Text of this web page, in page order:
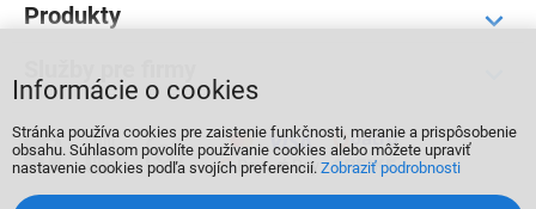
Produkty
  
Informácie o cookies
Stránka používa cookies pre zaistenie funkčnosti, meranie a prispôsobenie
obsahu. Súhlasom povolíte používanie cookies alebo môžete upraviť
nastavenie cookies podľa svojích preferencií. Zobraziť podrobnosti